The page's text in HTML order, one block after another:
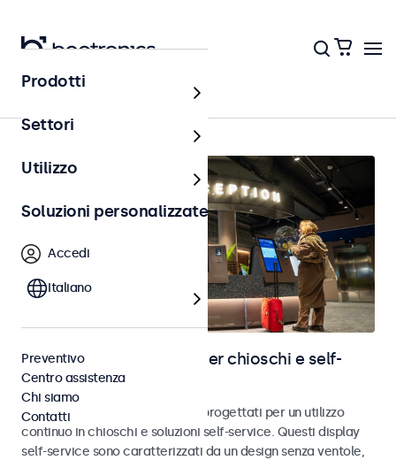
Home
Monitor e touchscreen per chioschi e self-
service
Monitor e display touchscreen progettati per un utilizzo
continuo in chioschi e soluzioni self-service. Questi display
self-service sono caratterizzati da un design senza ventole,
Prodotti
Settori
Utilizzo
Soluzioni personalizzate
Accedi
Italiano
Preventivo
Centro assistenza
Chi siamo
Contatti